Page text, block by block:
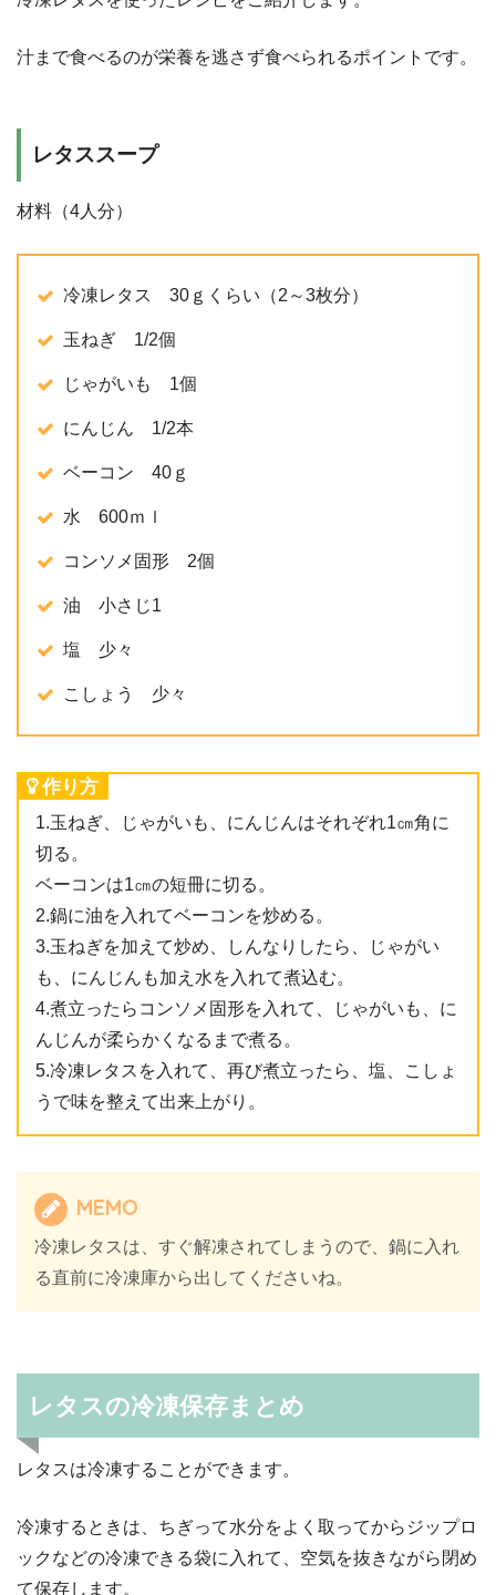
汁まで食べるのが栄養を逃さず食べられるポイントです。
レタススープ
材料（4人分）
冷凍レタス 30ｇくらい（2～3枚分）
玉ねぎ 1/2個
じゃがいも 1個
にんじん 1/2本
ベーコン 40ｇ
水 600ｍｌ
コンソメ固形 2個
油 小さじ1
塩 少々
こしょう 少々
作り方
1.玉ねぎ、じゃがいも、にんじんはそれぞれ1㎝角に
切る。
ベーコンは1㎝の短冊に切る。
2.鍋に油を入れてベーコンを炒める。
3.玉ねぎを加えて炒め、しんなりしたら、じゃがい
も、にんじんも加え水を入れて煮込む。
4.煮立ったらコンソメ固形を入れて、じゃがいも、に
んじんが柔らかくなるまで煮る。
5.冷凍レタスを入れて、再び煮立ったら、塩、こしょ
うで味を整えて出来上がり。
MEMO
冷凍レタスは、すぐ解凍されてしまうので、鍋に入れ
る直前に冷凍庫から出してくださいね。
レタスの冷凍保存まとめ
レタスは冷凍することができます。
冷凍するときは、ちぎって水分をよく取ってからジップロ
ックなどの冷凍できる袋に入れて、空気を抜きながら閉め
て保存します。